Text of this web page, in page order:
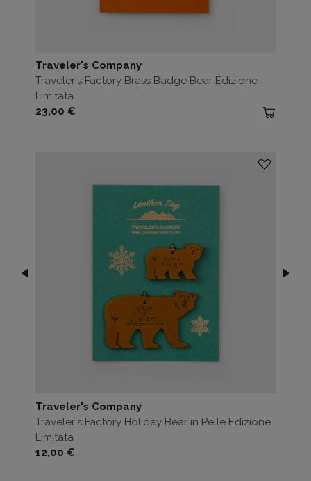
Traveler's Company
Traveler's Factory Brass Badge Bear Edizione
Limitata
Prezzo
23,00 €
Traveler's Company
Traveler's Factory Holiday Bear in Pelle Edizione
Limitata
Prezzo
12,00 €